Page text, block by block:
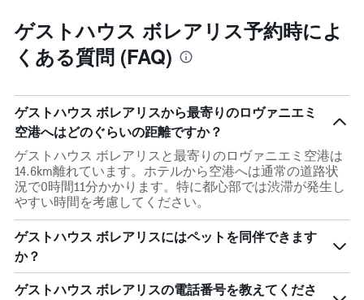
ゲストハウス ボレアリス予約時によ
くある質問 (FAQ)
ゲストハウス ボレアリスから最寄りのロヴァニエミ
空港へはどのぐらいの距離ですか？
ゲストハウス ボレアリスと最寄りのロヴァニエミ空港は
14.6km離れています。ホテルから空港へは通常の道路状
況で0時間11分かかります。特に都心部では渋滞が発生し
やすい時間を考慮してください。
ゲストハウス ボレアリスにはペットを同伴できます
か？
ゲストハウス ボレアリスの電話番号を教えてくださ